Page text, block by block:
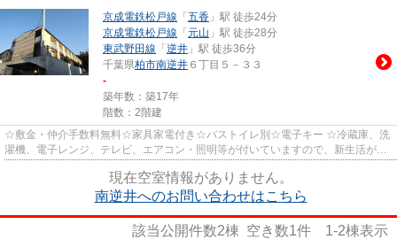
京成電鉄松戸線 「 五香 」駅 徒歩24分
京成電鉄松戸線 「 元山 」駅 徒歩28分
東武野田線 「 逆井 」駅 徒歩36分
千葉県柏市南逆井 ６丁目５－３３
-
築年数：築17年
階数：2階建
☆敷金・仲介手数料無料☆家具家電付き☆バストイレ別☆電子キー ☆冷蔵庫、洗
濯機、電子レンジ、テレビ、エアコン・照明等が付いていますので、新生活が楽
現在空室情報がありません。
南逆井へのお問い合わせはこちら
該当公開件数2棟 空き数1件 1-2棟表示